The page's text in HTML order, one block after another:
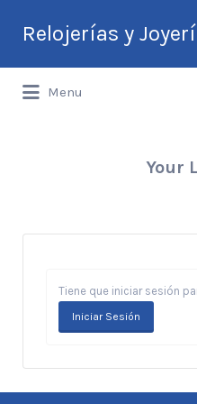
Relojerías y
Guía de Relojerías y
Menu
por:
Your
Tiene que iniciar sesión
Iniciar Sesión